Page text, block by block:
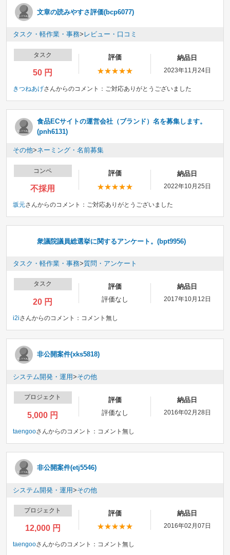
文章の読みやすさ評価(bcp6077)
タスク・軽作業・事務> レビュー・口コミ
タスク
50 円
評価 納品日
2023年11月24日
きつねあげさんからのコメント： ご対応ありがとうございました
食品ECサイトの運営会社（ブランド）名を募集します。
(pnh6131)
その他>ネーミング・名前募集
コンペ
不採用
評価 納品日
2022年10月25日
坂元さんからのコメント： ご対応ありがとうございました
衆議院議員総選挙に関するアンケート。(bpt9956)
タスク・軽作業・事務>質問・アンケート
タスク
20 円
評価
評価なし
納品日
2017年10月12日
i2iさんからのコメント： コメント無し
非公開案件(xks5818)
システム開発・運用>その他
プロジェクト
5,000 円
評価
評価なし
納品日
2016年02月28日
taengooさんからのコメント： コメント無し
非公開案件(etj5546)
システム開発・運用>その他
プロジェクト
12,000 円
評価 納品日
2016年02月07日
taengooさんからのコメント： コメント無し